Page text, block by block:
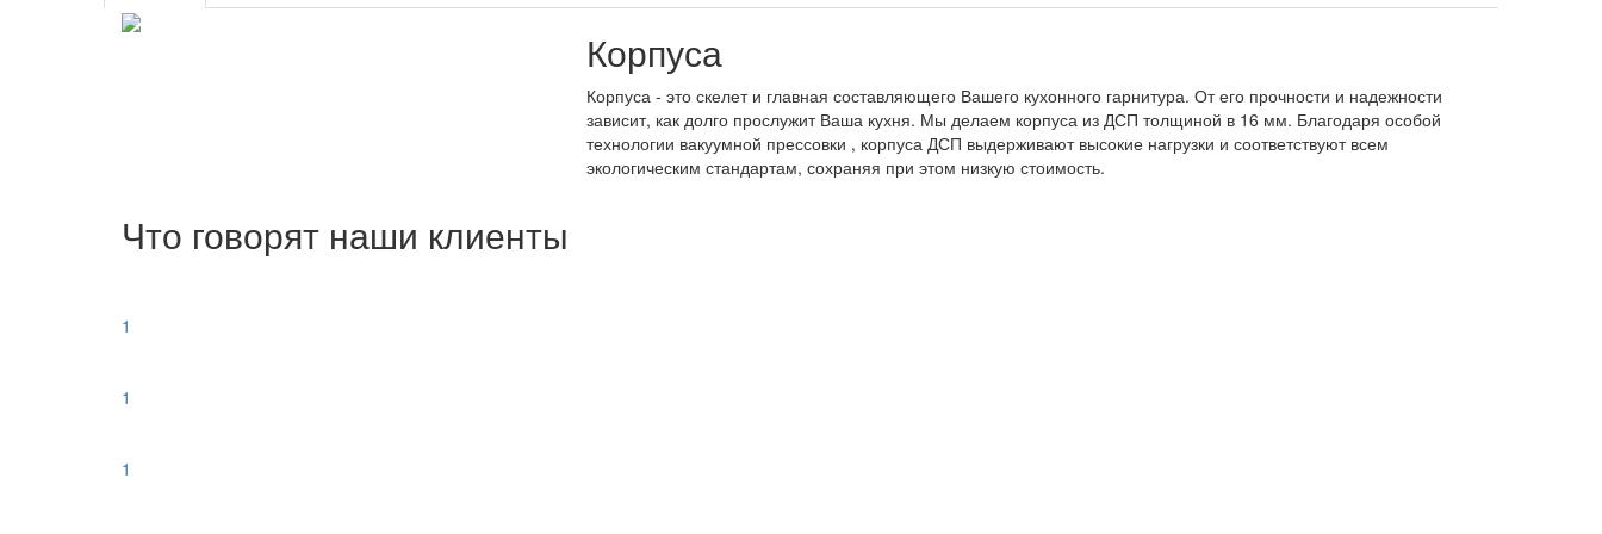
Корпуса
Корпуса - это скелет и главная составляющего Вашего кухонного гарнитура. От его прочности и надежности
зависит, как долго прослужит Ваша кухня. Мы делаем корпуса из ДСП толщиной в 16 мм. Благодаря особой
технологии вакуумной прессовки , корпуса ДСП выдерживают высокие нагрузки и соответствуют всем
экологическим стандартам, сохраняя при этом низкую стоимость.
Что говорят наши клиенты
1
1
1